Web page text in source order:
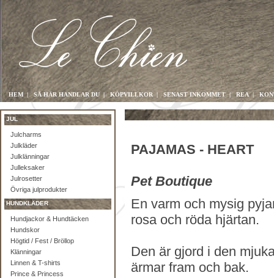
HEM | SÅ HÄR HANDLAR DU |KÖPVILLKOR | SENAST INKOMMET|REA|
JUL
Julcharms
Julkläder
Julklänningar
Julleksaker
Julrosetter
Övriga julprodukter
HUNDKLÄDER
Hundjackor & Hundtäcken
Hundskor
Högtid / Fest / Bröllop
Klänningar
Linnen & T-shirts
Prince & Princess
PAJAMAS - HEART
Pet Boutique
En varm och mysig
rosa och röda hjärtan.
Den är gjord i den
ärmar fram och bak.